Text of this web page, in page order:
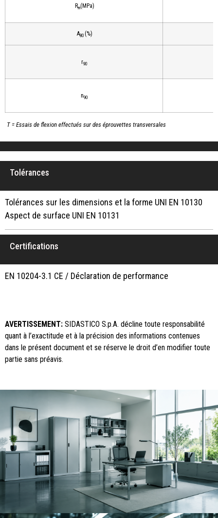
Rm(MPa)
A80 (%)
r90
n90
T = Essais de flexion effectués sur des éprouvettes transversales
Tolérances
Tolérances sur les dimensions et la forme UNI EN 10130
Aspect de surface UNI EN 10131
Certifications
EN 10204-3.1 CE / Déclaration de performance
AVERTISSEMENT: SIDASTICO S.p.A. décline toute responsabilité
quant à l’exactitude et à la précision des informations contenues
dans le présent document et se réserve le droit d’en modifier toute
partie sans préavis.